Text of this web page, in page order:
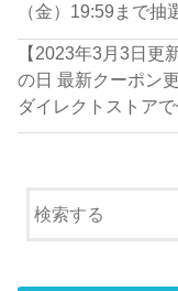
（金）19:59まで抽
【2023年3月3日更
の日 最新クーポン
ダイレクトストア